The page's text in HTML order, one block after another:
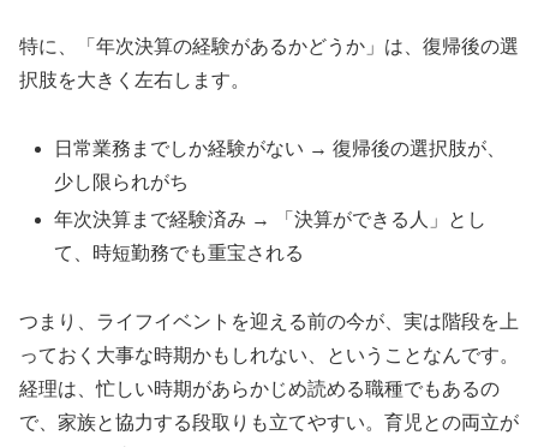
特に、「年次決算の経験があるかどうか」は、復帰後の選
択肢を大きく左右します。
日常業務までしか経験がない → 復帰後の選択肢が、
少し限られがち
年次決算まで経験済み → 「決算ができる人」とし
て、時短勤務でも重宝される
つまり、ライフイベントを迎える前の今が、実は階段を上
っておく大事な時期かもしれない、ということなんです。
経理は、忙しい時期があらかじめ読める職種でもあるの
で、家族と協力する段取りも立てやすい。育児との両立が